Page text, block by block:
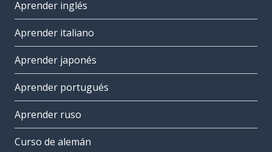
Aprender inglés
Aprender italiano
Aprender japonés
Aprender portugués
Aprender ruso
Curso de alemán